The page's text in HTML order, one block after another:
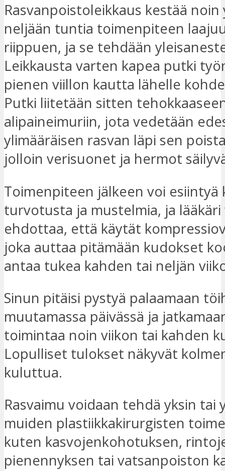
Rasvanpoistoleikkaus kestää
neljään tuntia toimenpiteen
riippuen, ja se tehdään
Leikkausta varten kapea putki
pienen viillon kautta lähelle
Putki liitetään sitten
alipaineimuriin, jota vedetään
ylimääräisen rasvan läpi sen
jolloin verisuonet ja hermot
Toimenpiteen jälkeen voi esiintyä
turvotusta ja mustelmia, ja lääkäri
ehdottaa, että käytät
joka auttaa pitämään kudokset
antaa tukea kahden tai neljän
Sinun pitäisi pystyä palaamaan
muutamassa päivässä ja
toimintaa noin viikon tai kahden
Lopulliset tulokset näkyvät
kuluttua.
Rasvaimu voidaan tehdä yksin tai
muiden plastiikkakirurgisten
kuten kasvojenkohotuksen,
pienennyksen tai vatsanpoiston